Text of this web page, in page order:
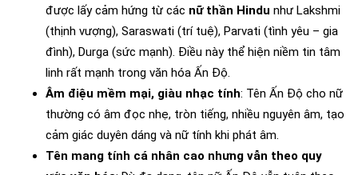
được lấy cảm hứng từ các nữ thần Hindu như Lakshmi
(thịnh vượng), Saraswati (trí tuệ), Parvati (tình yêu – gia
đình), Durga (sức mạnh). Điều này thể hiện niềm tin tâm
linh rất mạnh trong văn hóa Ấn Độ.
Âm điệu mềm mại, giàu nhạc tính: Tên Ấn Độ cho nữ
thường có âm đọc nhẹ, tròn tiếng, nhiều nguyên âm, tạo
cảm giác duyên dáng và nữ tính khi phát âm.
Tên mang tính cá nhân cao nhưng vẫn theo quy